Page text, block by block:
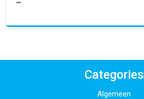
Categories
Algemeen